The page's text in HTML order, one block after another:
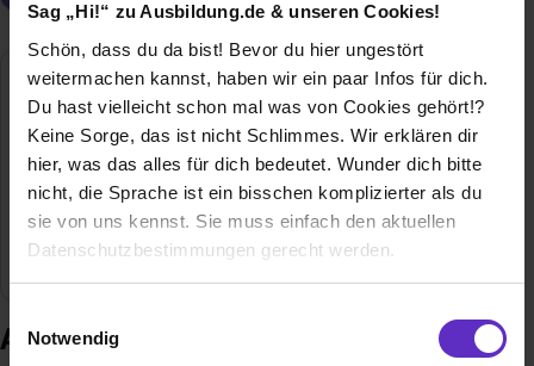
Sag „Hi!“ zu Ausbildung.de & unseren Cookies!
Schön, dass du da bist! Bevor du hier ungestört
weitermachen kannst, haben wir ein paar Infos für dich.
Du hast vielleicht schon mal was von Cookies gehört!?
Keine Sorge, das ist nicht Schlimmes. Wir erklären dir
hier, was das alles für dich bedeutet. Wunder dich bitte
nicht, die Sprache ist ein bisschen komplizierter als du
sie von uns kennst. Sie muss einfach den aktuellen
Datenschutzbestimmungen gerecht werden.
Notwendig
Intersurgical Beatmungsprodukte GmbH
Siegburger Str. 39
53757 Sankt Augustin
02241-25690
E-Mail anzeigen
Gründungsjahr
Ausbildung bei Intersurgical